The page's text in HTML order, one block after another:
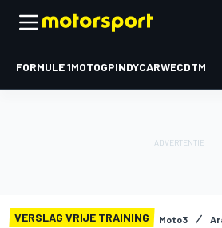
FORMULE 1MOTOGPINDYCARWECDTM
VERSLAG VRIJE TRAINING Moto3